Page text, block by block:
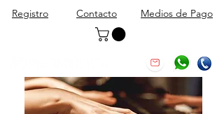
Registro Contacto Medios de Pago